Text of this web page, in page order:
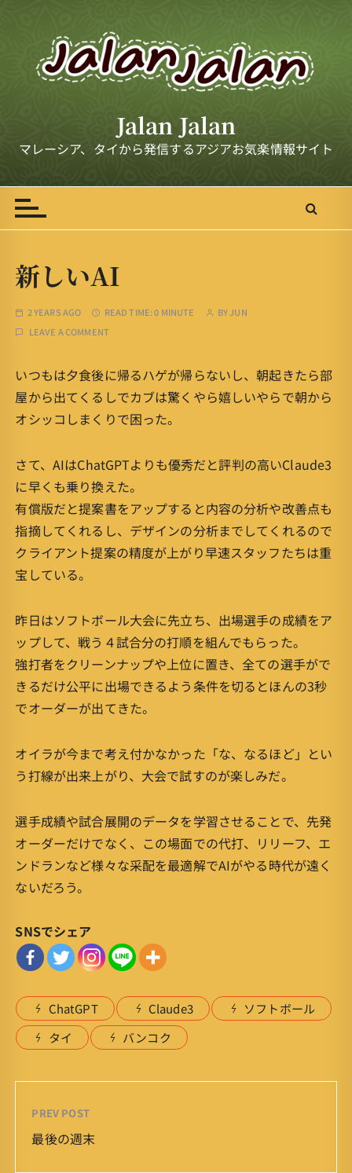
t
n
Jalan Jalan
マレーシア、タイから発信するアジアお気楽情報サイト
新しいAI
2 YEARS AGO READ TIME:0 MINUTE BYJUN
LEAVE A COMMENT
いつもは夕食後に帰るハゲが帰らないし、朝起きたら部
屋から出てくるしでカブは驚くやら嬉しいやらで朝から
オシッコしまくりで困った。
さて、AIはChatGPTよりも優秀だと評判の高いClaude3
に早くも乗り換えた。
有償版だと提案書をアップすると内容の分析や改善点も
指摘してくれるし、デザインの分析までしてくれるので
クライアント提案の精度が上がり早速スタッフたちは重
宝している。
昨日はソフトボール大会に先立ち、出場選手の成績をア
ップして、戦う４試合分の打順を組んでもらった。
強打者をクリーンナップや上位に置き、全ての選手がで
きるだけ公平に出場できるよう条件を切るとほんの3秒
でオーダーが出てきた。
オイラが今まで考え付かなかった「な、なるほど」とい
う打線が出来上がり、大会で試すのが楽しみだ。
選手成績や試合展開のデータを学習させることで、先発
オーダーだけでなく、この場面での代打、リリーフ、エ
ンドランなど様々な采配を最適解でAIがやる時代が遠く
ないだろう。
SNSでシェア
ChatGPT Claude3
ソフトボール
タイ
バンコク
PREV POST
最後の週末